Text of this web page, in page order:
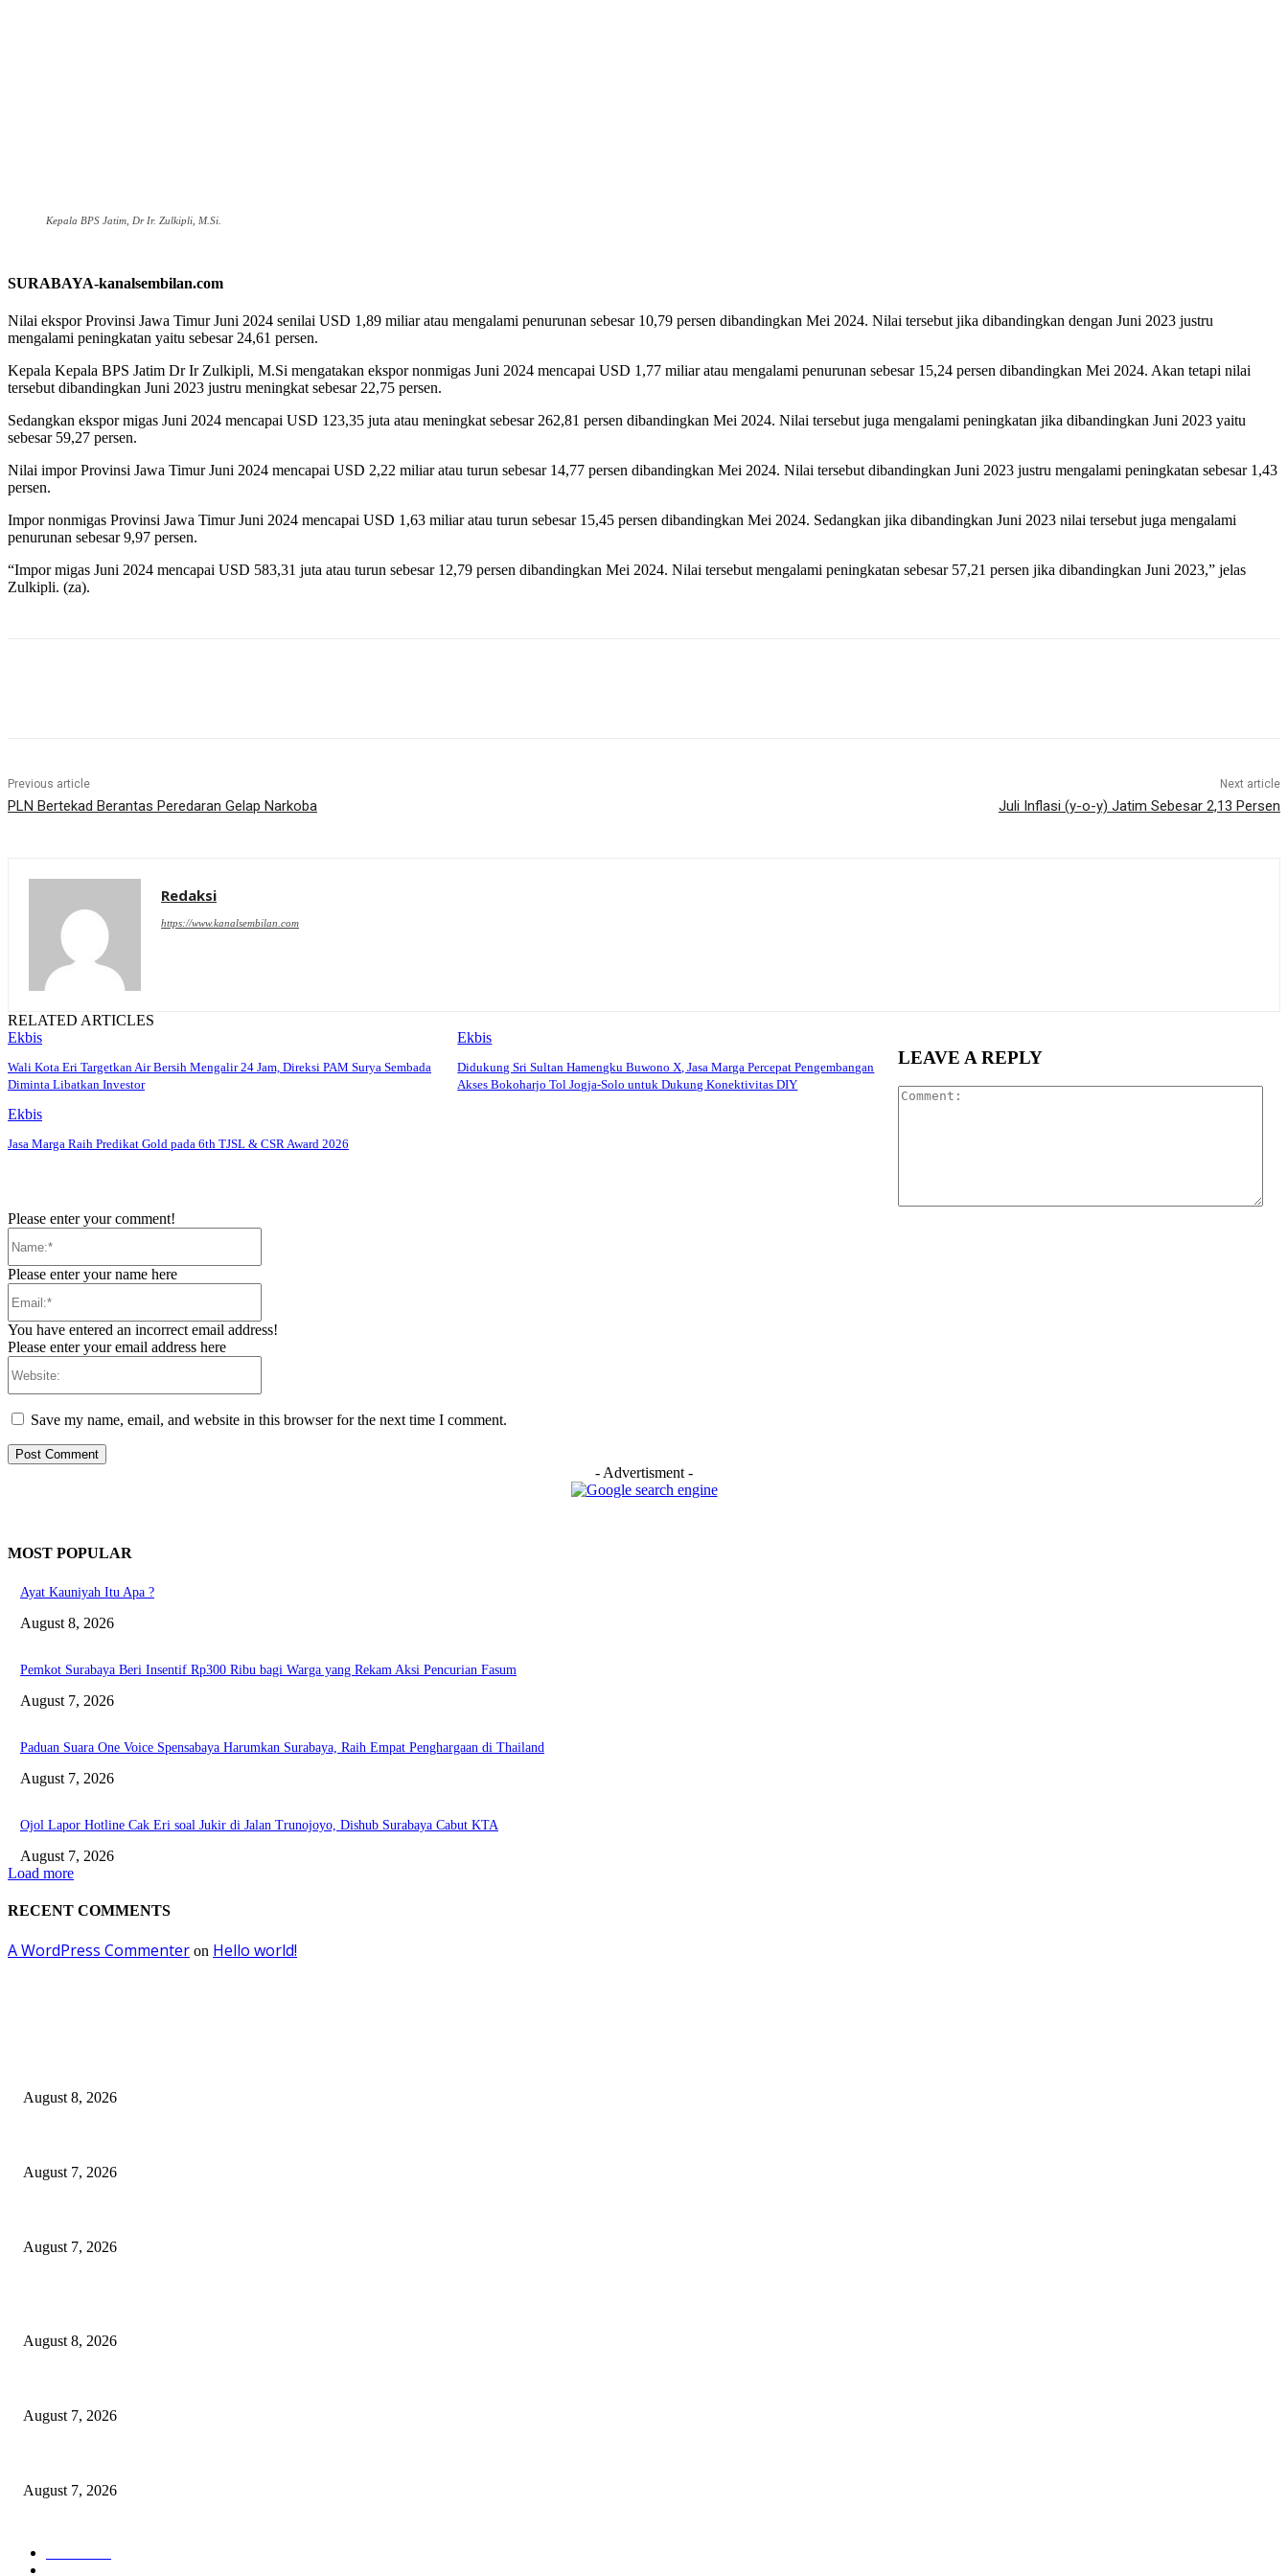
Kepala BPS Jatim, Dr Ir. Zulkipli, M.Si.
SURABAYA-kanalsembilan.com
Nilai ekspor Provinsi Jawa Timur Juni 2024 senilai USD 1,89 miliar atau mengalami penurunan sebesar 10,79 persen dibandingkan Mei 2024. Nilai tersebut jika dibandingkan dengan Juni 2023 justru
mengalami peningkatan yaitu sebesar 24,61 persen.
Kepala Kepala BPS Jatim Dr Ir Zulkipli, M.Si mengatakan ekspor nonmigas Juni 2024 mencapai USD 1,77 miliar atau mengalami penurunan sebesar 15,24 persen dibandingkan Mei 2024. Akan tetapi nilai
tersebut dibandingkan Juni 2023 justru meningkat sebesar 22,75 persen.
Sedangkan ekspor migas Juni 2024 mencapai USD 123,35 juta atau meningkat sebesar 262,81 persen dibandingkan Mei 2024. Nilai tersebut juga mengalami peningkatan jika dibandingkan Juni 2023 yaitu
sebesar 59,27 persen.
Nilai impor Provinsi Jawa Timur Juni 2024 mencapai USD 2,22 miliar atau turun sebesar 14,77 persen dibandingkan Mei 2024. Nilai tersebut dibandingkan Juni 2023 justru mengalami peningkatan sebesar 1,43
persen.
Impor nonmigas Provinsi Jawa Timur Juni 2024 mencapai USD 1,63 miliar atau turun sebesar 15,45 persen dibandingkan Mei 2024. Sedangkan jika dibandingkan Juni 2023 nilai tersebut juga mengalami
penurunan sebesar 9,97 persen.
“Impor migas Juni 2024 mencapai USD 583,31 juta atau turun sebesar 12,79 persen dibandingkan Mei 2024. Nilai tersebut mengalami peningkatan sebesar 57,21 persen jika dibandingkan Juni 2023,” jelas
Zulkipli. (za).
Previous article
PLN Bertekad Berantas Peredaran Gelap Narkoba
Next article
Juli Inflasi (y-o-y) Jatim Sebesar 2,13 Persen
Redaksi
https://www.kanalsembilan.com
RELATED ARTICLES
Ekbis
Wali Kota Eri Targetkan Air Bersih Mengalir 24 Jam, Direksi PAM Surya Sembada
Diminta Libatkan Investor
Ekbis
Didukung Sri Sultan Hamengku Buwono X, Jasa Marga Percepat Pengembangan
Akses Bokoharjo Tol Jogja-Solo untuk Dukung Konektivitas DIY
Ekbis
Jasa Marga Raih Predikat Gold pada 6th TJSL & CSR Award 2026
LEAVE A REPLY
Please enter your comment!
Please enter your name here
You have entered an incorrect email address!
Please enter your email address here
Save my name, email, and website in this browser for the next time I comment.
- Advertisment -
MOST POPULAR
Ayat Kauniyah Itu Apa ?
August 8, 2026
Pemkot Surabaya Beri Insentif Rp300 Ribu bagi Warga yang Rekam Aksi Pencurian Fasum
August 7, 2026
Paduan Suara One Voice Spensabaya Harumkan Surabaya, Raih Empat Penghargaan di Thailand
August 7, 2026
Ojol Lapor Hotline Cak Eri soal Jukir di Jalan Trunojoyo, Dishub Surabaya Cabut KTA
August 7, 2026
Load more
RECENT COMMENTS
A WordPress Commenter on Hello world!
August 8, 2026
August 7, 2026
August 7, 2026
August 8, 2026
August 7, 2026
August 7, 2026